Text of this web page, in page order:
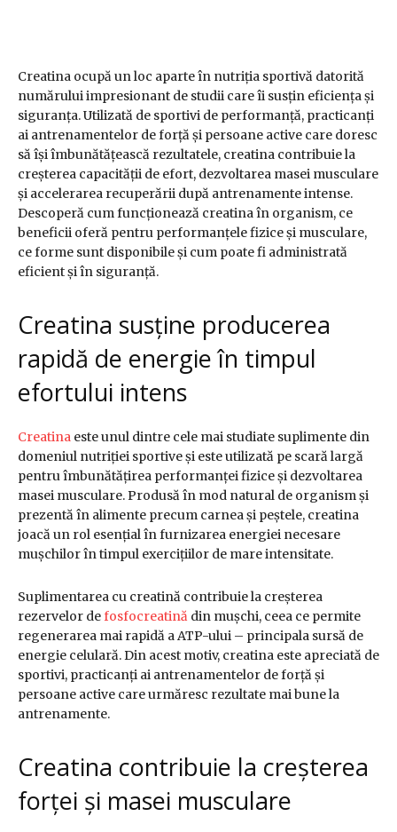
Creatina ocupă un loc aparte în nutriția sportivă datorită
numărului impresionant de studii care îi susțin eficiența și
siguranța. Utilizată de sportivi de performanță, practicanți
ai antrenamentelor de forță și persoane active care doresc
să își îmbunătățească rezultatele, creatina contribuie la
creșterea capacității de efort, dezvoltarea masei musculare
și accelerarea recuperării după antrenamente intense.
Descoperă cum funcționează creatina în organism, ce
beneficii oferă pentru performanțele fizice și musculare,
ce forme sunt disponibile și cum poate fi administrată
eficient și în siguranță.
Creatina susține producerea
rapidă de energie în timpul
efortului intens
Creatina este unul dintre cele mai studiate suplimente din
domeniul nutriției sportive și este utilizată pe scară largă
pentru îmbunătățirea performanței fizice și dezvoltarea
masei musculare. Produsă în mod natural de organism și
prezentă în alimente precum carnea și peștele, creatina
joacă un rol esențial în furnizarea energiei necesare
mușchilor în timpul exercițiilor de mare intensitate.
Suplimentarea cu creatină contribuie la creșterea
rezervelor defosfocreatină din mușchi, ceea ce permite
regenerarea mai rapidă a ATP-ului – principala sursă de
energie celulară. Din acest motiv, creatina este apreciată de
sportivi, practicanți ai antrenamentelor de forță și
persoane active care urmăresc rezultate mai bune la
antrenamente.
Creatina contribuie la creșterea
forței și masei musculare